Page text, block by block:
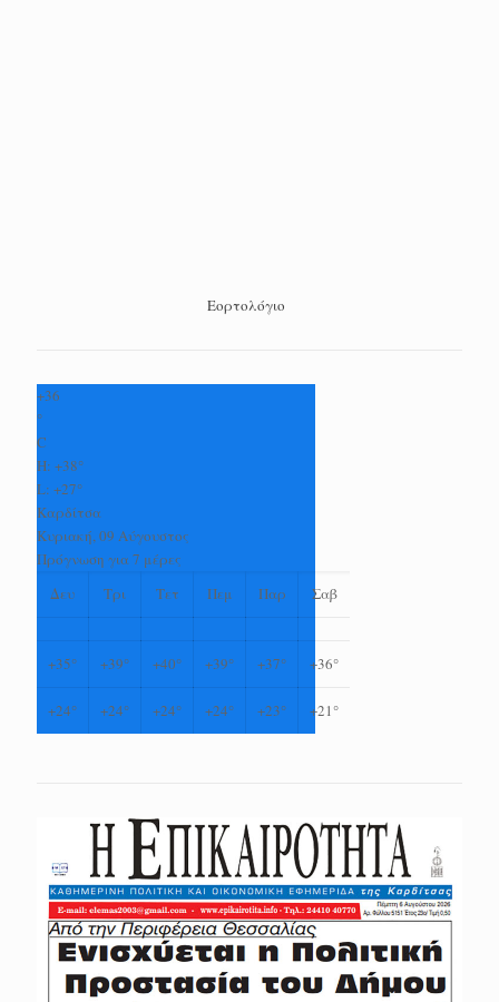
Εορτολόγιο
+36
°
C
H: +38°
L: +27°
Καρδίτσα
Κυριακή, 09 Αύγουστος
Πρόγνωση για 7 μέρες
Δευ
Τρι Τετ Πεμ Παρ Σαβ
+35° +39° +40° +39° +37° +36°
+24° +24° +24° +24° +23° +21°